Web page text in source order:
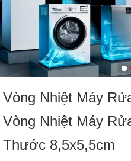
Vòng Nhiệt Máy
Vòng Nhiệt Máy
Thước 8,5x5,5cm